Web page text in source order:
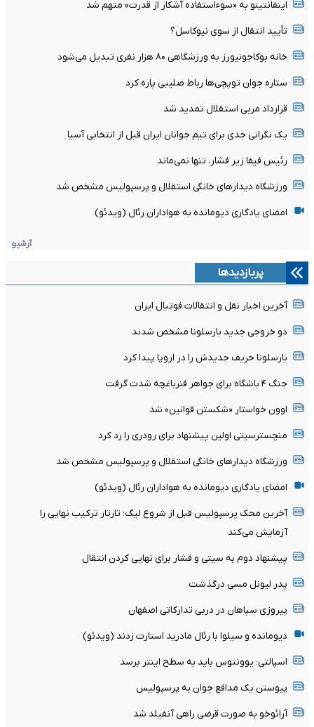
اینفانتینو به «سوءاستفاده آشکار از قدرت» متهم شد
تأیید انتقال از سوی نیوکاسل؟
خانه بوکاجونیورز به ورزشگاهی ۸۰ هزار نفری تبدیل می‌شود
ستاره جوان توپچی‌ها رباط صلیبی پاره کرد
قرارداد مربی استقلال تمدید شد
یک نگرانی جدی برای تیم جوانان ایران قبل از انتخابی آسیا
رئیس فیفا زیر فشار، تنها نمی‌ماند
ورزشگاه دیدارهای خانگی استقلال و پرسپولیس مشخص شد
امضای یادگاری دیومانده به هواداران رئال (ویدئو)
آرشیو
پربازدیدها
آخرین اخبار نقل و انتقالات فوتبال ایران
دو خروجی جدید بارسلونا مشخص شدند
بارسلونا حریف جدیدش را در اروپا پیدا کرد
جنگ ۴ باشگاه برای جواهر فنرباغچه شدت گرفت
اوون خواستار «شکستن قوانین» شد
منچسترسیتی اولین پیشنهاد برای رودری را رد کرد
ورزشگاه دیدارهای خانگی استقلال و پرسپولیس مشخص شد
امضای یادگاری دیومانده به هواداران رئال (ویدئو)
آخرین محک پرسپولیس قبل از شروع لیگ؛ تارتار ترکیب نهایی را
آزمایش می‌کند
پیشنهاد دوم به سیتی و فشار برای نهایی کردن انتقال
پدر لیونل مسی درگذشت
پیروزی سپاهان در دربی تدارکاتی اصفهان
دیومانده و سیلوا با رئال مادرید استارت زدند (ویدئو)
اسپالتی: یوونتوس باید به سطح اینتر برسد
پیوستن یک مدافع جوان به پرسپولیس
آرائوخو به صورت قرضی راهی آنفیلد شد